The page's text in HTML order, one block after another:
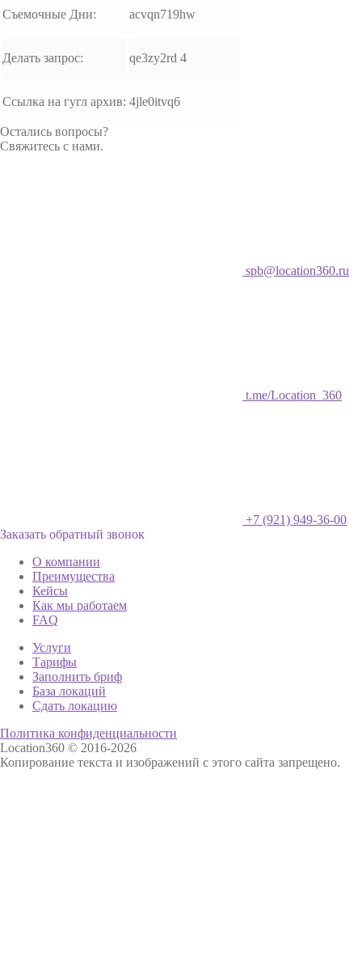
Съемочные Дни: acvqn719hw
Делать запрос: qe3zy2rd 4
Ссылка на гугл архив: 4jle0itvq6
Остались вопросы?
Свяжитесь с нами.
spb@location360.ru
t.me/Location_360
+7 (921) 949-36-00
Заказать обратный звонок
О компании
Преимущества
Кейсы
Как мы работаем
FAQ
Услуги
Тарифы
Заполнить бриф
База локаций
Сдать локацию
Политика конфиденциальности
Location360 © 2016-2026
Копирование текста и изображений с этого сайта запрещено.